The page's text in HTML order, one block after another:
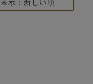
表示：新しい順